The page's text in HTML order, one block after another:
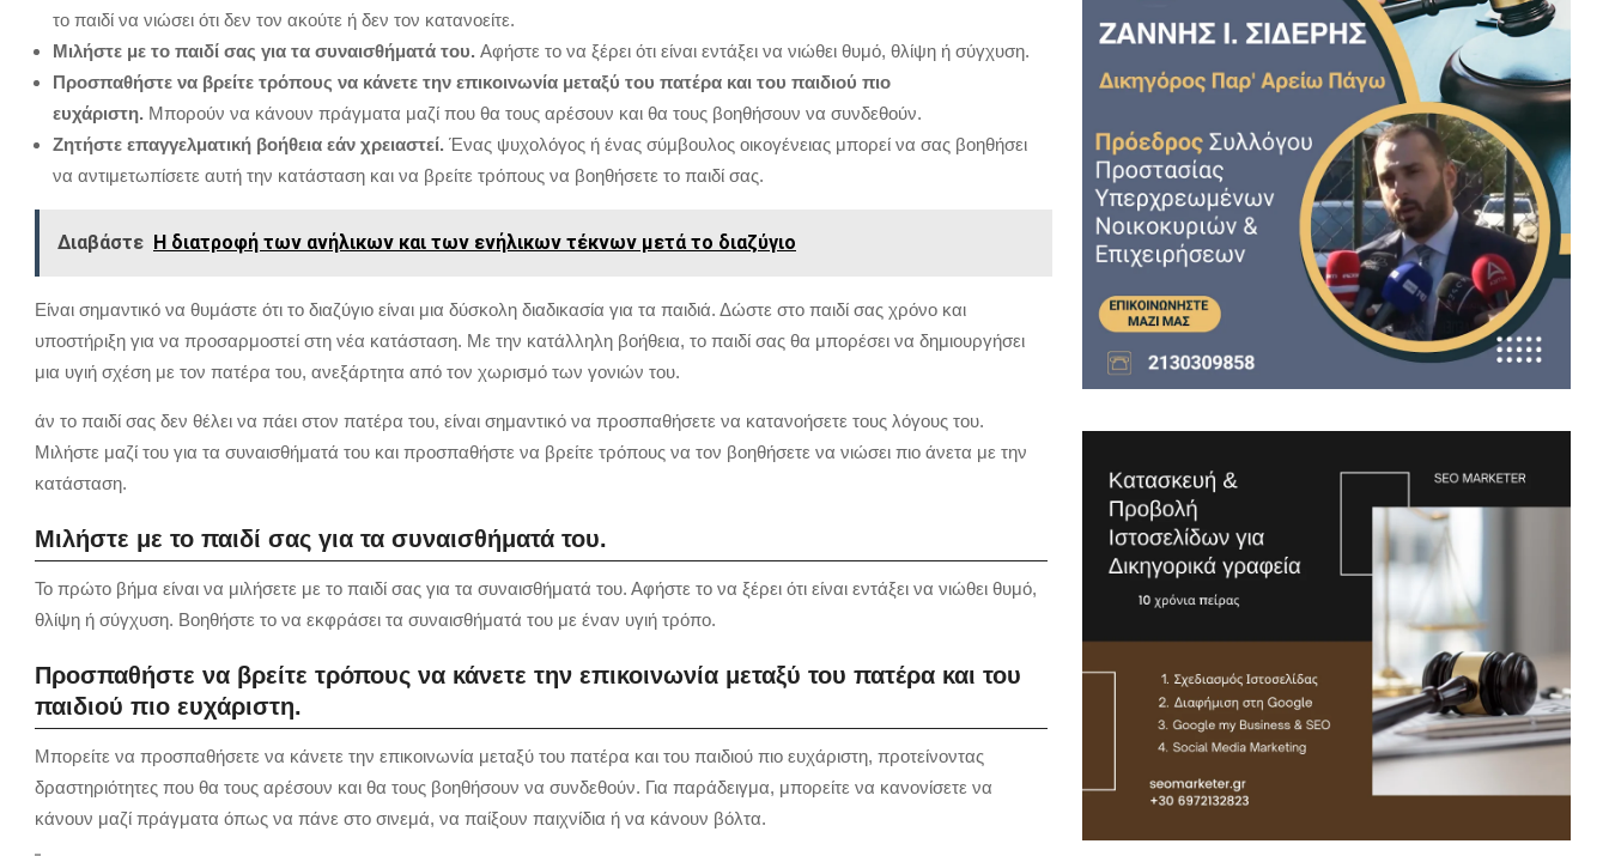
το παιδί να νιώσει ότι δεν τον ακούτε ή δεν τον κατανοείτε.
Μιλήστε με το παιδί σας για τα συναισθήματά του. Αφήστε το να ξέρει ότι είναι εντάξει να νιώθει θυμό, θλίψη ή σύγχυση.
Προσπαθήστε να βρείτε τρόπους να κάνετε την επικοινωνία μεταξύ του πατέρα και του παιδιού πιο
ευχάριστη. Μπορούν να κάνουν πράγματα μαζί που θα τους αρέσουν και θα τους βοηθήσουν να συνδεθούν.
Ζητήστε επαγγελματική βοήθεια εάν χρειαστεί. Ένας ψυχολόγος ή ένας σύμβουλος οικογένειας μπορεί να σας βοηθήσει
να αντιμετωπίσετε αυτή την κατάσταση και να βρείτε τρόπους να βοηθήσετε το παιδί σας.
Διαβάστε Η διατροφή των ανήλικων και των ενήλικων τέκνων μετά το διαζύγιο
Είναι σημαντικό να θυμάστε ότι το διαζύγιο είναι μια δύσκολη διαδικασία για τα παιδιά. Δώστε στο παιδί σας χρόνο και
υποστήριξη για να προσαρμοστεί στη νέα κατάσταση. Με την κατάλληλη βοήθεια, το παιδί σας θα μπορέσει να δημιουργήσει
μια υγιή σχέση με τον πατέρα του, ανεξάρτητα από τον χωρισμό των γονιών του.
άν το παιδί σας δεν θέλει να πάει στον πατέρα του, είναι σημαντικό να προσπαθήσετε να κατανοήσετε τους λόγους του.
Μιλήστε μαζί του για τα συναισθήματά του και προσπαθήστε να βρείτε τρόπους να τον βοηθήσετε να νιώσει πιο άνετα με την
κατάσταση.
Μιλήστε με το παιδί σας για τα συναισθήματά του.
Το πρώτο βήμα είναι να μιλήσετε με το παιδί σας για τα συναισθήματά του. Αφήστε το να ξέρει ότι είναι εντάξει να νιώθει θυμό,
θλίψη ή σύγχυση. Βοηθήστε το να εκφράσει τα συναισθήματά του με έναν υγιή τρόπο.
Προσπαθήστε να βρείτε τρόπους να κάνετε την επικοινωνία μεταξύ του πατέρα και του
παιδιού πιο ευχάριστη.
Μπορείτε να προσπαθήσετε να κάνετε την επικοινωνία μεταξύ του πατέρα και του παιδιού πιο ευχάριστη, προτείνοντας
δραστηριότητες που θα τους αρέσουν και θα τους βοηθήσουν να συνδεθούν. Για παράδειγμα, μπορείτε να κανονίσετε να
κάνουν μαζί πράγματα όπως να πάνε στο σινεμά, να παίξουν παιχνίδια ή να κάνουν βόλτα.